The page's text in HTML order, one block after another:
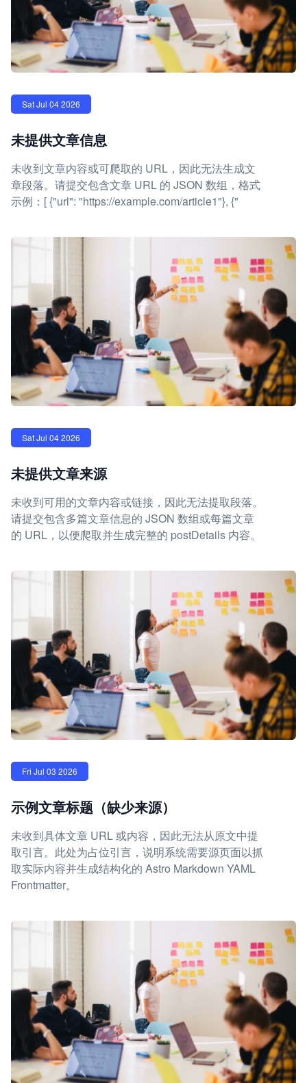
Sat Jul 04 2026
未提供文章信息
未收到文章内容或可爬取的 URL，因此无法生成文
章段落。请提交包含文章 URL 的 JSON 数组，格式
示例：[ {"url": "https://example.com/article1"}, {"
Sat Jul 04 2026
未提供文章来源
未收到可用的文章内容或链接，因此无法提取段落。
请提交包含多篇文章信息的 JSON 数组或每篇文章
的 URL，以便爬取并生成完整的 postDetails 内容。
Fri Jul 03 2026
示例文章标题（缺少来源）
未收到具体文章 URL 或内容，因此无法从原文中提
取引言。此处为占位引言，说明系统需要源页面以抓
取实际内容并生成结构化的 Astro Markdown YAML
Frontmatter。